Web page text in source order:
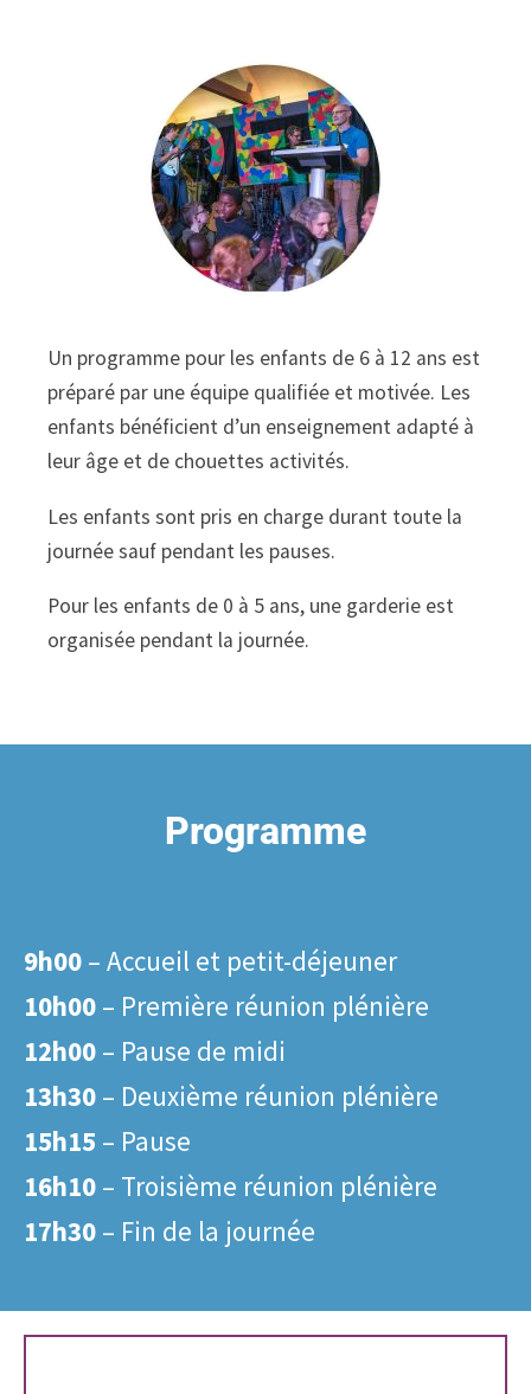
Un programme pour les enfants de 6 à 12 ans est
préparé par une équipe qualifiée et motivée. Les
enfants bénéficient d’un enseignement adapté à
leur âge et de chouettes activités.
Les enfants sont pris en charge durant toute la
journée sauf pendant les pauses.
Pour les enfants de 0 à 5 ans, une garderie est
organisée pendant la journée.
Programme
9h00 – Accueil et petit-déjeuner
10h00 – Première réunion plénière
12h00 – Pause de midi
13h30 – Deuxième réunion plénière
15h15 – Pause
16h10 – Troisième réunion plénière
17h30 – Fin de la journée